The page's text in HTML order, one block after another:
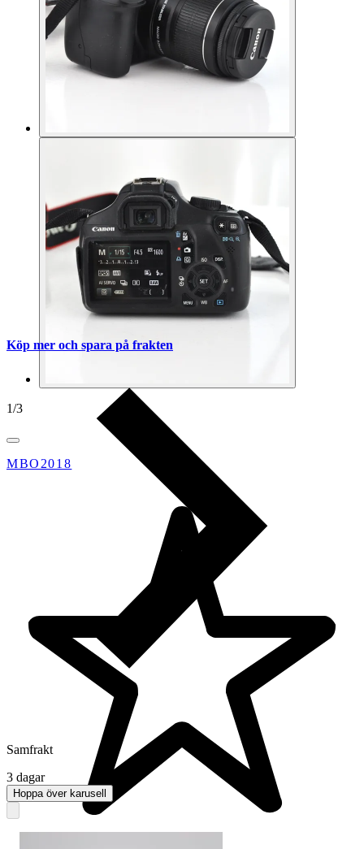
1/3
MBO2018
Köp mer och spara på frakten
Samfrakt
3 dagar
Hoppa över karusell